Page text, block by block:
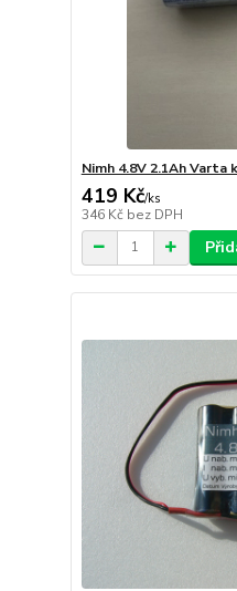
Nimh 4.8V 2.1Ah Varta
419 Kč/ks
346 Kč bez DPH